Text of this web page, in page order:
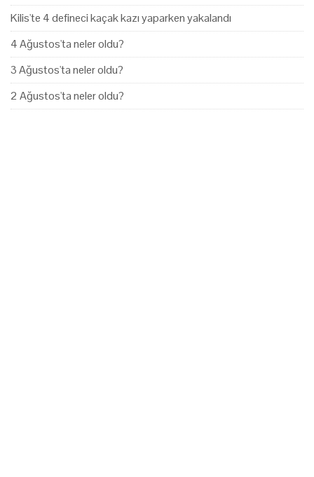
Kilis'te 4 defineci kaçak kazı yaparken yakalandı
4 Ağustos'ta neler oldu?
3 Ağustos'ta neler oldu?
2 Ağustos'ta neler oldu?